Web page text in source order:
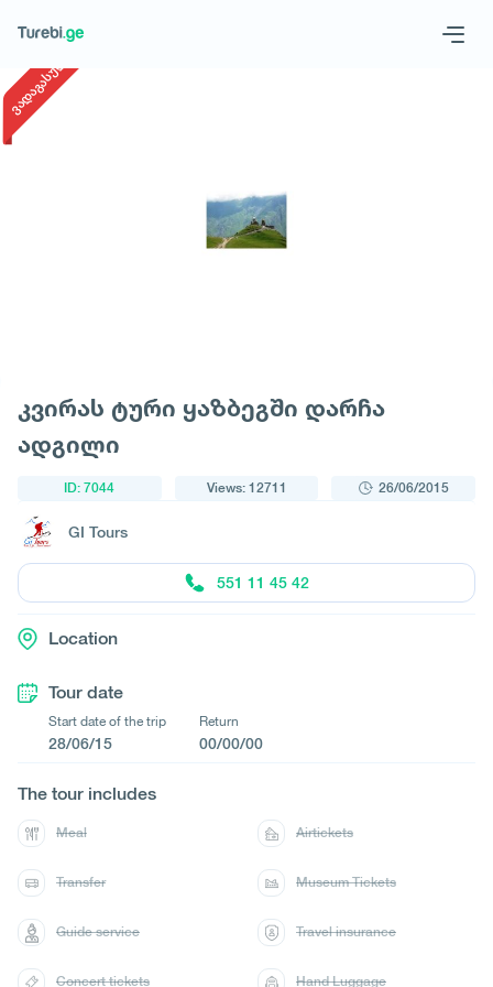
Request a tour
ვადაგასული
კვირას ტური ყაზბეგში დარჩა
ადგილი
ID: 7044 Views: 12711 26/06/2015
GI Tours
551 11 45 42
Location
Tour date
Start date of the trip
28/06/15
Return
00/00/00
The tour includes
Meal Airtickets
Transfer Museum Tickets
Guide service Travel insurance
Concert tickets Hand Luggage